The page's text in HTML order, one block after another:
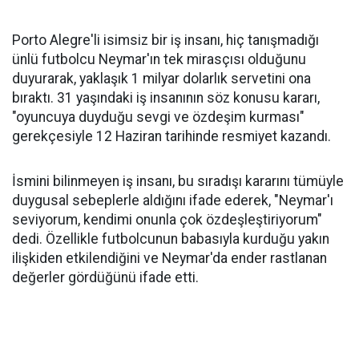
Porto Alegre'li isimsiz bir iş insanı, hiç tanışmadığı
ünlü futbolcu Neymar'ın tek mirasçısı olduğunu
duyurarak, yaklaşık 1 milyar dolarlık servetini ona
bıraktı. 31 yaşındaki iş insanının söz konusu kararı,
"oyuncuya duyduğu sevgi ve özdeşim kurması"
gerekçesiyle 12 Haziran tarihinde resmiyet kazandı.
İsmini bilinmeyen iş insanı, bu sıradışı kararını tümüyle
duygusal sebeplerle aldığını ifade ederek, "Neymar'ı
seviyorum, kendimi onunla çok özdeşleştiriyorum"
dedi. Özellikle futbolcunun babasıyla kurduğu yakın
ilişkiden etkilendiğini ve Neymar'da ender rastlanan
değerler gördüğünü ifade etti.